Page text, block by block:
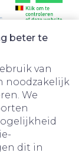
beter te
van
noodzakelijk
We
dit in